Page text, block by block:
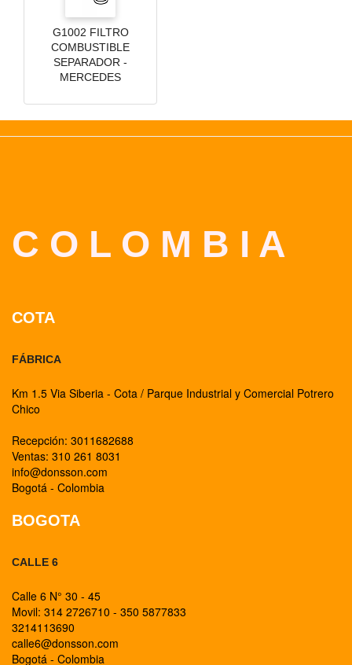
G1002 FILTRO
COMBUSTIBLE
SEPARADOR -
MERCEDES
C O L O M B I A
COTA
FÁBRICA
Km 1.5 Via Siberia - Cota / Parque Industrial y Comercial Potrero
Chico
Recepción: 3011682688
Ventas: 310 261 8031
info@donsson.com
Bogotá - Colombia
BOGOTA
CALLE 6
Calle 6 N° 30 - 45
Movil: 314 2726710 - 350 5877833
3214113690
calle6@donsson.com
Bogotá - Colombia